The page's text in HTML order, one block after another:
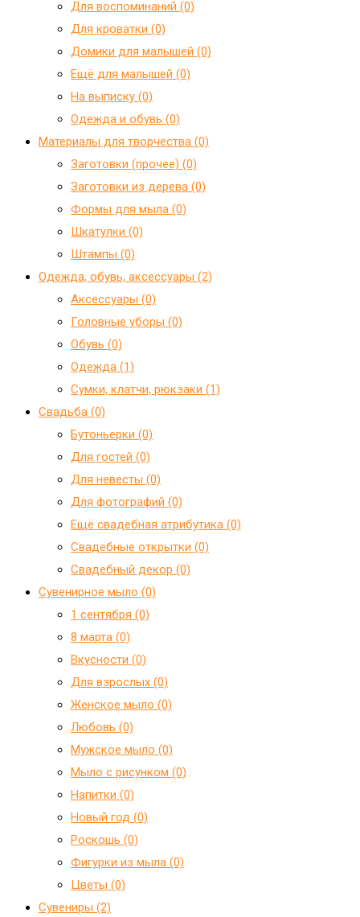
Для воспоминаний (0)
Для кроватки (0)
Домики для малышей (0)
Ещё для малышей (0)
На выписку (0)
Одежда и обувь (0)
Материалы для творчества (0)
Заготовки (прочее) (0)
Заготовки из дерева (0)
Формы для мыла (0)
Шкатулки (0)
Штампы (0)
Одежда, обувь, аксессуары (2)
Аксессуары (0)
Головные уборы (0)
Обувь (0)
Одежда (1)
Сумки, клатчи, рюкзаки (1)
Свадьба (0)
Бутоньерки (0)
Для гостей (0)
Для невесты (0)
Для фотографий (0)
Ещё свадебная атрибутика (0)
Свадебные открытки (0)
Свадебный декор (0)
Сувенирное мыло (0)
1 сентября (0)
8 марта (0)
Вкусности (0)
Для взрослых (0)
Женское мыло (0)
Любовь (0)
Мужское мыло (0)
Мыло с рисунком (0)
Напитки (0)
Новый год (0)
Роскошь (0)
Фигурки из мыла (0)
Цветы (0)
Сувениры (2)